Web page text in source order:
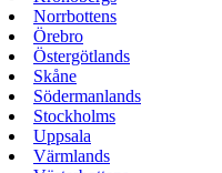
Norrbottens
Örebro
Östergötlands
Skåne
Södermanlands
Stockholms
Uppsala
Värmlands